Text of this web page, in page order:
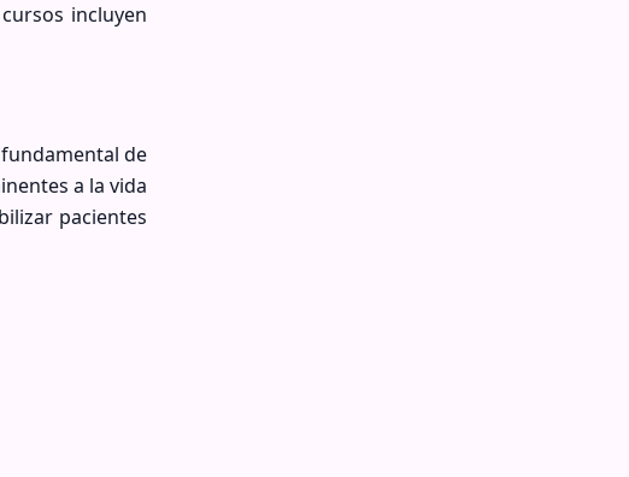
incluyen
de
a la vida
pacientes